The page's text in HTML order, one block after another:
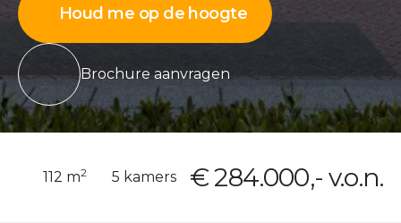
Houd me op de hoogte
Brochure aanvragen
112 m2 5 kamers € 284.000,- v.o.n.